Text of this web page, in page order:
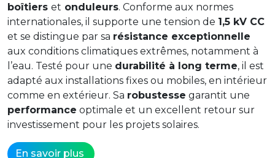
boîtiers et onduleurs. Conforme aux normes
internationales, il supporte une tension de 1,5 kV CC
et se distingue par sa résistance exceptionnelle
aux conditions climatiques extrêmes, notamment à
l’eau. Testé pour une durabilité à long terme, il est
adapté aux installations fixes ou mobiles, en intérieur
comme en extérieur. Sa robustesse garantit une
performance optimale et un excellent retour sur
investissement pour les projets solaires.
En savoir plus